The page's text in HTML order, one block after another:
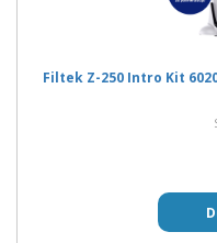
Filtek Z-250 Intro Kit